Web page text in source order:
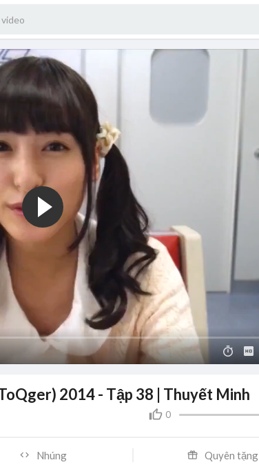
2014 - Tập 38 | Thuyết Minh
0
Nhúng Quyên tặng